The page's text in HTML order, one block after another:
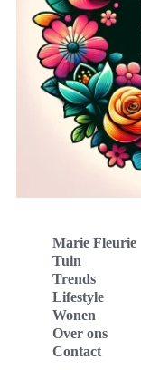
Marie Fleurie
Tuin
Trends
Lifestyle
Wonen
Over ons
Contact